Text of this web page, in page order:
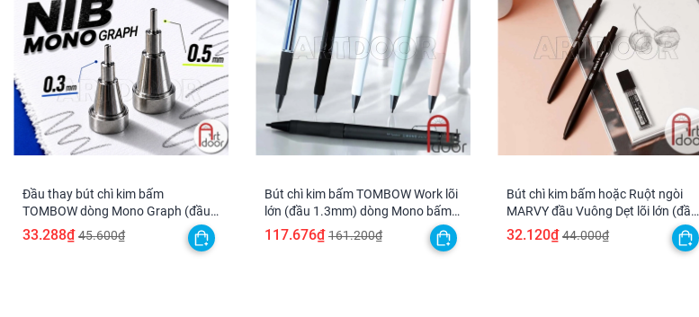
Đầu thay bút chì kim bấm
TOMBOW dòng Mono Graph (đầu
03/05mm)
33.288₫ 45.600₫
Bút chì kim bấm TOMBOW Work lõi
lớn (đầu 1.3mm) dòng Mono bấm
ra ngòi
117.676₫ 161.200₫
Bút chì kim bấm hoặc Ruột ngòi
MARVY đầu Vuông Dẹt lõi lớn (đầu
2mm)
32.120₫ 44.000₫